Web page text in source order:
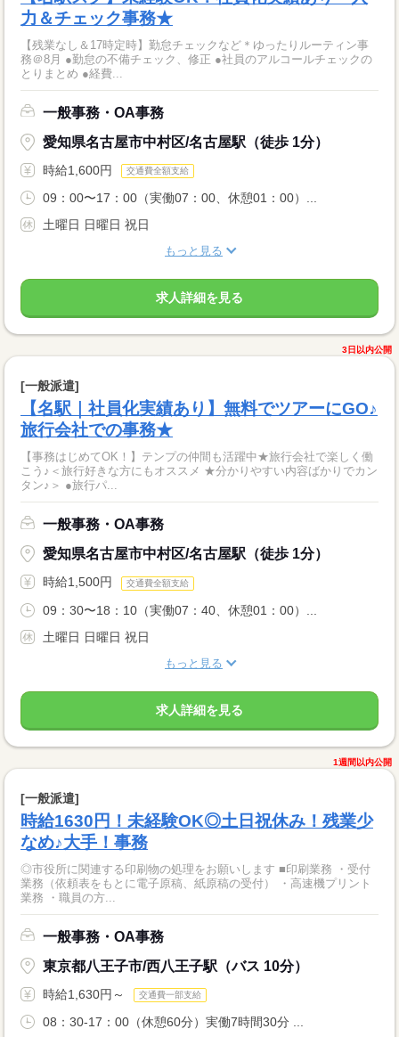
力＆チェック事務★
【残業なし＆17時定時】勤怠チェックなど＊ゆったりルーティン事
務＠8月 ●勤怠の不備チェック、修正 ●社員のアルコールチェックの
とりまとめ ●経費...
一般事務・OA事務
愛知県名古屋市中村区/名古屋駅（徒歩 1分）
時給1,600円 交通費全額支給
09：00〜17：00（実働07：00、休憩01：00）...
土曜日 日曜日 祝日
もっと見る
求人詳細を見る
3日以内公開
[一般派遣]
【名駅｜社員化実績あり】無料でツアーにGO♪
旅行会社での事務★
【事務はじめてOK！】テンプの仲間も活躍中★旅行会社で楽しく働
こう♪＜旅行好きな方にもオススメ ★分かりやすい内容ばかりでカン
タン♪＞ ●旅行パ...
一般事務・OA事務
愛知県名古屋市中村区/名古屋駅（徒歩 1分）
時給1,500円 交通費全額支給
09：30〜18：10（実働07：40、休憩01：00）...
土曜日 日曜日 祝日
もっと見る
求人詳細を見る
1週間以内公開
[一般派遣]
時給1630円！未経験OK◎土日祝休み！残業少
なめ♪大手！事務
◎市役所に関連する印刷物の処理をお願いします ■印刷業務 ・受付
業務（依頼表をもとに電子原稿、紙原稿の受付） ・高速機プリント
業務 ・職員の方...
一般事務・OA事務
東京都八王子市/西八王子駅（バス 10分）
時給1,630円～ 交通費一部支給
08：30-17：00（休憩60分）実働7時間30分 ...